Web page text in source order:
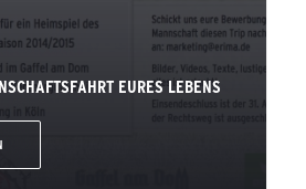
EURES LEBENS